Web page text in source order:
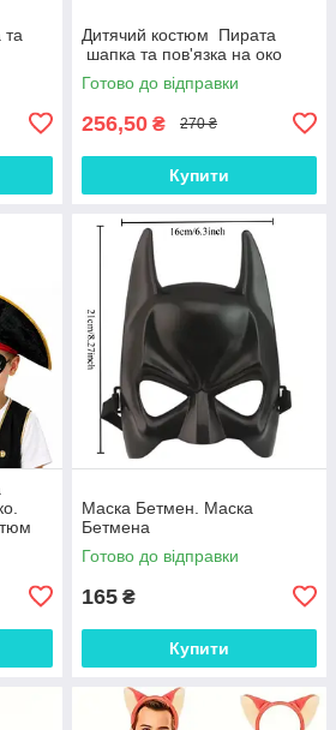
та
Дитячий костюм Пирата
шапка та пов'язка на око
Готово до відправки
256,50 ₴ 270 ₴
Купити
Маска Бетмен. Маска
Бетмена
Готово до відправки
165 ₴
Купити